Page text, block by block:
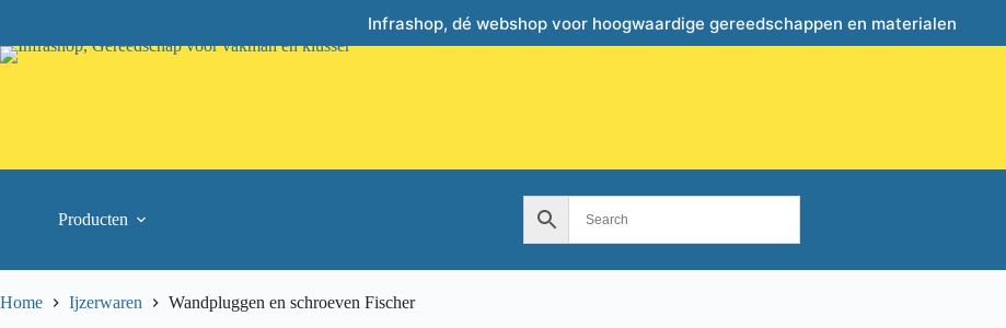
content
Infrashop, dé webshop voor hoogwaardige gereedschappen en materialen
Producten
Home Ijzerwaren Wandpluggen en schroeven Fischer